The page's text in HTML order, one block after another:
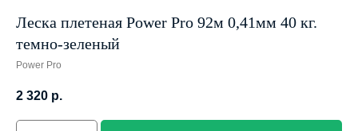
Леска плетеная Power Pro 92м 0,41мм 40 кг.
темно-зеленый
Power Pro
2 320 р.